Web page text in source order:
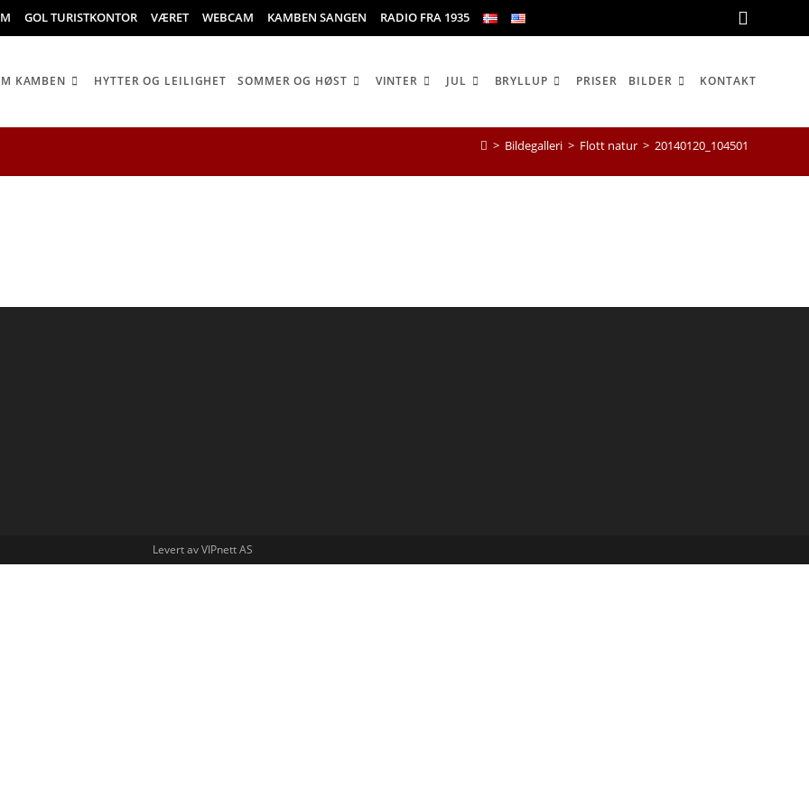
GOL TURISTKONTOR VÆRET WEBCAM KAMBEN SANGEN RADIO FRA 1935
KAMBEN HYTTER OG LEILIGHET SOMMER OG HØST VINTER JUL BRYLLUP PRISER BILDER KONTAKT
> Bildegalleri > Flott natur > 20140120_104501
Levert av VIPnett AS